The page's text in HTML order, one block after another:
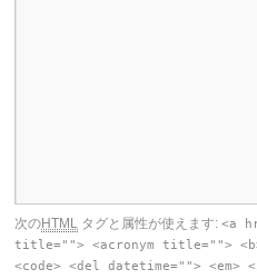
次のHTML タグと属性が使えます:<a
title=""> <acronym title="">
<code> <del datetime="">